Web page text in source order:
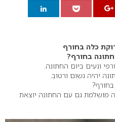
כלה בחורף
בחורף?
ונעים ביום החתונה.
יהיה גשום ורטוב.
מושלמת גם עם החתונה יוצאת